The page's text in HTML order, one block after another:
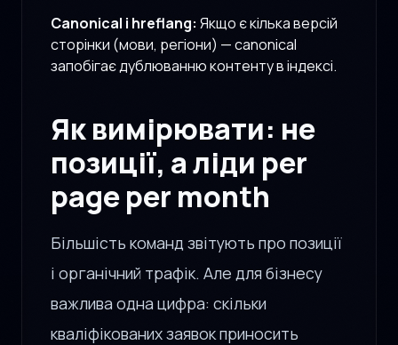
Canonical і hreflang: Якщо є кілька версій
сторінки (мови, регіони) — canonical
запобігає дублюванню контенту в індексі.
Як вимірювати: не
позиції, а ліди per
page per month
Більшість команд звітують про позиції
і органічний трафік. Але для бізнесу
важлива одна цифра: скільки
кваліфікованих заявок приносить